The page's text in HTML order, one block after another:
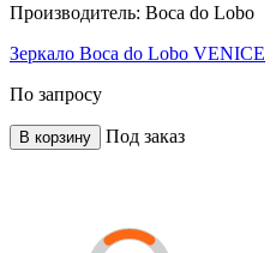
Производитель: Boca do Lobo
Зеркало Boca do Lobo VENICE
По запросу
В корзину Под заказ